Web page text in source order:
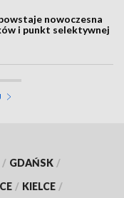
nowoczesna
i punkt selektywnej
/ GDAŃSK /
/ KIELCE /